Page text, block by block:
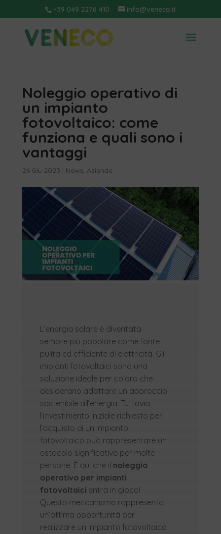
+39 049 2276 410 info@veneco.it
Noleggio operativo di
un impianto
fotovoltaico: come
funziona e quali sono i
vantaggi
26 Giu 2023 | News, Aziende
L’energia solare è diventata
sempre più popolare come fonte
pulita ed efficiente di elettricità. Gli
impianti fotovoltaici sono una
soluzione ideale per coloro che
desiderano adottare un approccio
sostenibile all’energia. Tuttavia,
l’investimento iniziale richiesto per
l’acquisto di un impianto
fotovoltaico può rappresentare un
ostacolo significativo per molte
persone. È qui che il noleggio
operativo per impianti
fotovoltaici entra in gioco!
Questo meccanismo rappresenta
un’ottima opportunità per
realizzare un impianto fotovoltaico